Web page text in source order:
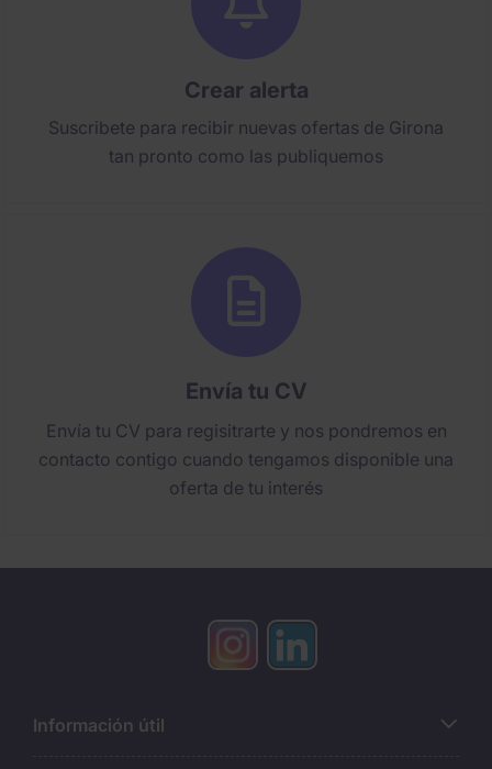
Crear alerta
Suscribete para recibir nuevas ofertas de Girona
tan pronto como las publiquemos
Envía tu CV
Envía tu CV para regisitrarte y nos pondremos en
contacto contigo cuando tengamos disponible una
oferta de tu interés
Información útil